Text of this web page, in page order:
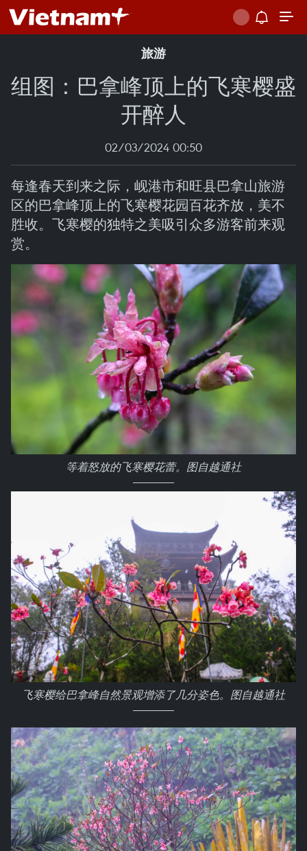
旅游
组图：巴拿峰顶上的飞寒樱盛
开醉人
02/03/2024 00:50
每逢春天到来之际，岘港市和旺县巴拿山旅游
区的巴拿峰顶上的飞寒樱花园百花齐放，美不
胜收。飞寒樱的独特之美吸引众多游客前来观
赏。
等着怒放的飞寒樱花蕾。图自越通社
飞寒樱给巴拿峰自然景观增添了几分姿色。图自越通社